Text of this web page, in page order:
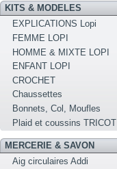
KITS & MODELES
EXPLICATIONS Lopi
FEMME LOPI
HOMME & MIXTE LOPI
ENFANT LOPI
CROCHET
Chaussettes
Bonnets, Col, Moufles
Plaid et coussins TRICOT
MERCERIE & SAVON
Aig circulaires Addi